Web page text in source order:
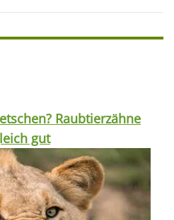
Raubtierzähne
gut